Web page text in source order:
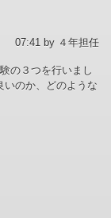
07:41 by ４年担任
の３つを行いまし
いのか、どのような